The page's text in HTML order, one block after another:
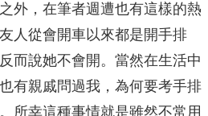
外，在筆者週遭也有這樣的熱
人從會開車以來都是開手排
而說她不會開。當然在生活中
有親戚問過我，為何要考手排
所幸這種事情就是雖然不常用